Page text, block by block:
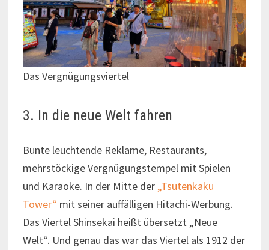
Das Vergnügungsviertel
3. In die neue Welt fahren
Bunte leuchtende Reklame, Restaurants,
mehrstöckige Vergnügungstempel mit Spielen
und Karaoke. In der Mitte der „Tsutenkaku
Tower“ mit seiner auffälligen Hitachi-Werbung.
Das Viertel Shinsekai heißt übersetzt „Neue
Welt“. Und genau das war das Viertel als 1912 der